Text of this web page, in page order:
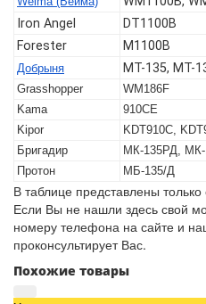
Iron Angel
DT1100B
Forester
M1100B
Добрыня МТ-135, МТ-
Grasshopper
WM186F
Kama
910CE
Kipor
KDT910C,
Бригадир
МК-135РД, МК-
Протон
МБ-135/Д
В таблице представлены
Если Вы не нашли здесь свой
номеру телефона на сайте и
проконсультирует Вас.
Похожие товары